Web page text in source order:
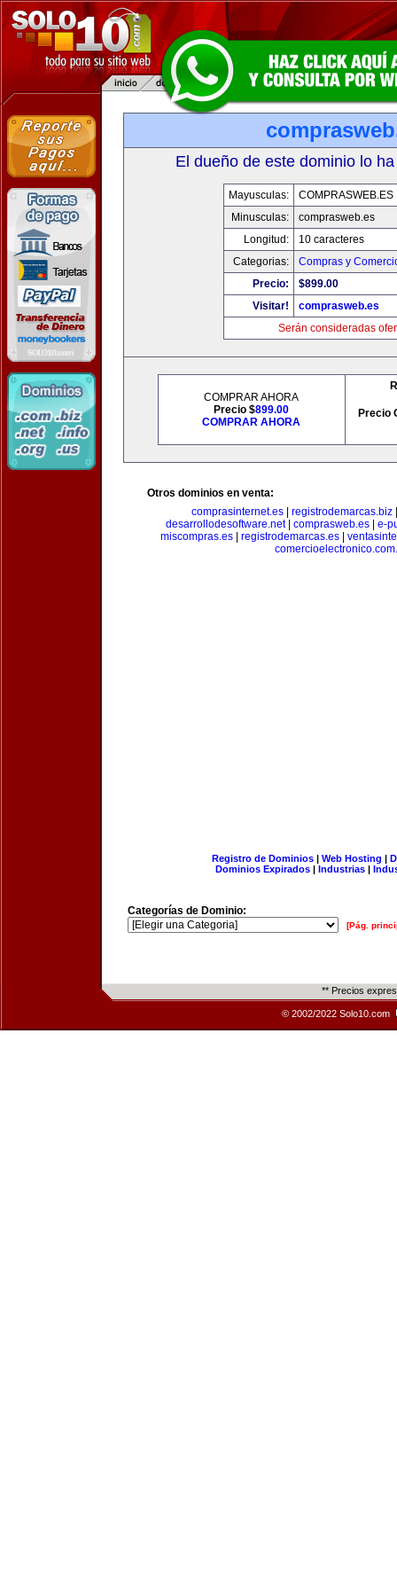
El dueño de este dominio lo
Mayusculas:
COMPRASWEB.ES
Minusculas:
comprasweb.es
Longitud:
10 caracteres
Categorias:
Compras y
Precio:
$899.00
Visitar!
comprasweb.es
Serán consideradas
COMPRAR AHORA
Precio $899.00
COMPRAR AHORA
Precio
Otros dominios en venta:
comprasinternet.es
registrodemarcas.biz
desarrollodesoftware.net| comprasweb.es| e-
miscompras.es
registrodemarcas.es
Registro de Dominios| Web Hosting |
Dominios Expirados | Industrias |
Categorías de Dominio:
[Pág.
** Precios
© 2002/2022 Solo10.com